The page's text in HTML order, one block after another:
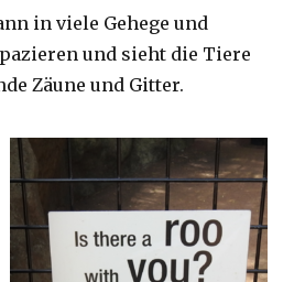
in viele Gehege und
und sieht die Tiere
Zäune und Gitter.